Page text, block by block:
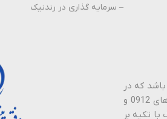
– سرمایه گذاری در رندنیک
تجاری شرکت نیک راستین ارتباطات با شماره ثبت 617135 می باشد که در
سال 1388 فعالیت خود را در زمینه خـرید | فـروش | نـقد | اقـساط | وام فوری سیم کارت های 0912 و
با تکیه بر